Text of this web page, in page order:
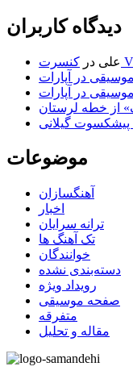
دیدگاه کاربران
علی در
در آپارات
در آپارات
از خطه لرستان
پیشکسوت گیلانی
موضوعات
آهنگسازان
اخبار
ترانه سرایان
تک آهنگ ها
خوانندگان
دسته‌بندی نشده
رویداد ویژه
صفحه موسیقی
متفرقه
مقاله و تحلیل